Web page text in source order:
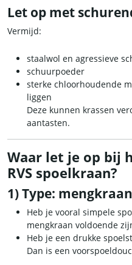
Let op met
Vermijd:
staalwol en agressieve
schuurpoeder
sterke chloorhoudende
liggen
Deze kunnen krassen
aantasten.
Waar let je op bij
RVS spoelkraan?
1) Type:
Heb je vooral simpele
mengkraan voldoende
Heb je een drukke
Dan is een